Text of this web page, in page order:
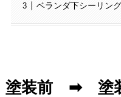
ベランダ下シーリン
塗装前 ➡ 塗